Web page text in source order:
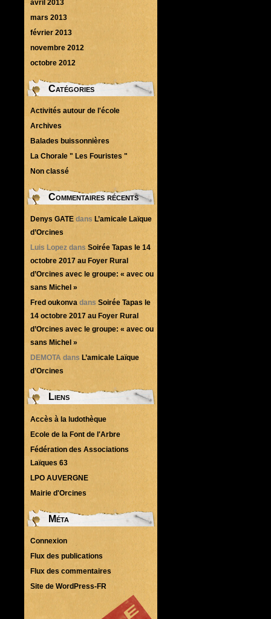
avril 2013
mars 2013
février 2013
novembre 2012
octobre 2012
Catégories
Activités autour de l'école
Archives
Balades buissonnières
La Chorale " Les Fouristes "
Non classé
Commentaires récents
Denys GATE dans L’amicale Laïque
d’Orcines
Luis Lopez dans Soirée Tapas le 14
octobre 2017 au Foyer Rural
d’Orcines avec le groupe: « avec ou
sans Michel »
Fred oukonva dans Soirée Tapas le
14 octobre 2017 au Foyer Rural
d’Orcines avec le groupe: « avec ou
sans Michel »
DEMOTA dans L’amicale Laïque
d’Orcines
Liens
Accès à la ludothèque
Ecole de la Font de l'Arbre
Fédération des Associations
Laïques 63
LPO AUVERGNE
Mairie d'Orcines
Méta
Connexion
Flux des publications
Flux des commentaires
Site de WordPress-FR